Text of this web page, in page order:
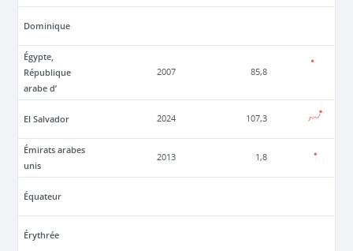
Dominique
Égypte,
République
arabe d’
2007 85,8
El Salvador 2024 107,3
Émirats arabes
unis
2013 1,8
Équateur
Érythrée